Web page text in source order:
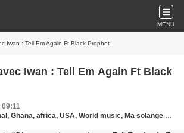
MENU
Iwan : Tell Em Again Ft Black Prophet
Iwan : Tell Em Again Ft Black
09:11
africa, USA, World music, Ma solange Oussou